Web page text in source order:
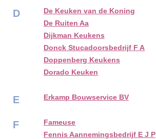
D
De Keuken van de Koning
De Ruiten Aa
Dijkman Keukens
Donck Stucadoorsbedrijf F A
Doppenberg Keukens
Dorado Keuken
E Erkamp Bouwservice BV
F
Fameuse
Fennis Aannemingsbedrijf E J P